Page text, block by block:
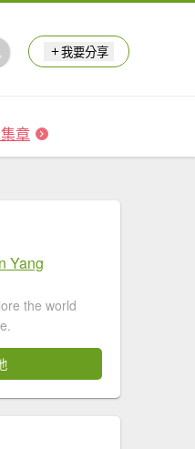
我要分享
章
Yang
the world